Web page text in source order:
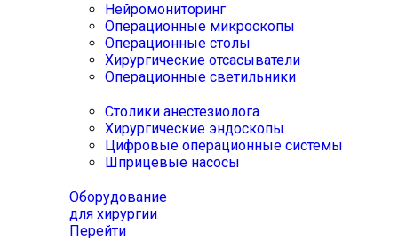
Нейромониторинг
Операционные микроскопы
Операционные столы
Хирургические отсасыватели
Операционные светильники
Столики анестезиолога
Хирургические эндоскопы
Цифровые операционные системы
Шприцевые насосы
Оборудование
для хирургии
Перейти